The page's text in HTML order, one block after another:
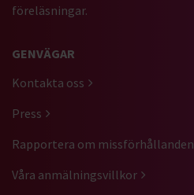
föreläsningar.
GENVÄGAR
Kontakta oss
Press
Rapportera om missförhållanden
Våra anmälningsvillkor